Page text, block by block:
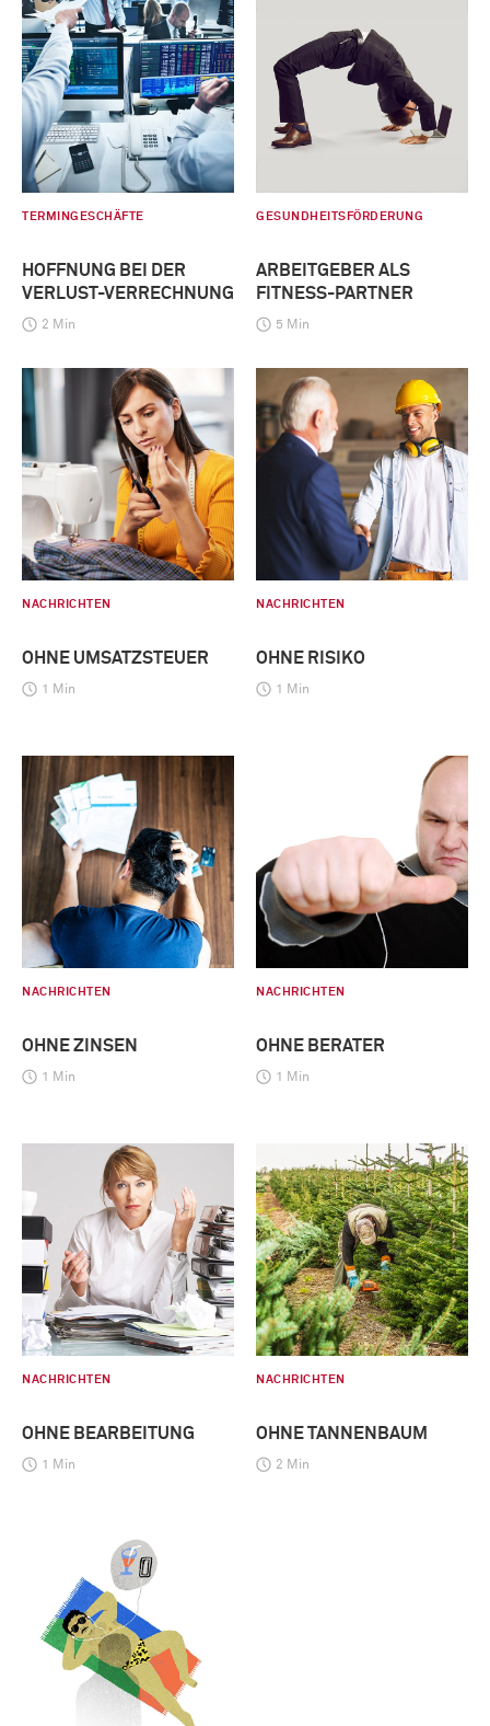
TERMINGESCHÄFTE
HOFFNUNG BEI DER
VERLUST-VERRECHNUNG
2 Min
GESUNDHEITSFÖRDERUNG
ARBEITGEBER ALS
FITNESS-PARTNER
5 Min
NACHRICHTEN
OHNE UMSATZSTEUER
1 Min
NACHRICHTEN
OHNE RISIKO
1 Min
NACHRICHTEN
OHNE ZINSEN
1 Min
NACHRICHTEN
OHNE BERATER
1 Min
NACHRICHTEN
OHNE BEARBEITUNG
1 Min
NACHRICHTEN
OHNE TANNENBAUM
2 Min